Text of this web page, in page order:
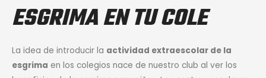
ESGRIMA EN TU COLE
La idea de introducir la actividad extraescolar de la
esgrima en los colegios nace de nuestro club al ver los